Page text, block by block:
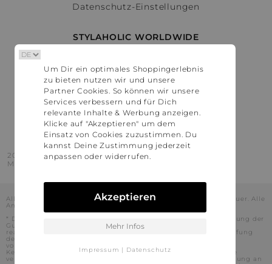
Datenschutz-Einstellungen
STYLAHOLIC WORLDWIDE
Österreich
Schweiz
France
United States
2016 - 2026 © Stylaholic.
Made for you with love in munich.
Alle Preise inkl. der jeweils geltenden gesetzlichen Mehrwertsteuer. Alle
Angaben ohne Gewähr.
* Die angezeigten Preise beinhalten Rabatte, die durch die Nutzung der
Gutschein-Codes auf den Seiten unserer Partner voraussichtlich
realisiert werden können. Stylaholic führt keine vollständige Prüfung
der Gutschein-Codes durch und es kann daher in Einzelfällen
vorkommen, dass die Gutscheine abweichend von unserem
Kenntnisstand bei dem jeweiligen Shop nicht oder nur teilweise
verwendet werden können. Darüber hinaus kann deren Verwendung an
Um Dir ein optimales Shoppingerlebnis
zu bieten nutzen wir und unsere
Partner Cookies. So können wir unsere
Services verbessern und für Dich
relevante Inhalte & Werbung anzeigen.
Klicke auf "Akzeptieren" um dem
Einsatz von Cookies zuzustimmen. Du
kannst Deine Zustimmung jederzeit
anpassen oder widerrufen.
Akzeptieren
Mehr Infos
Impressum | Datenschutz